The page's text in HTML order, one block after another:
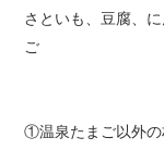
さといも、豆腐、
ご
①温泉たまご以外の